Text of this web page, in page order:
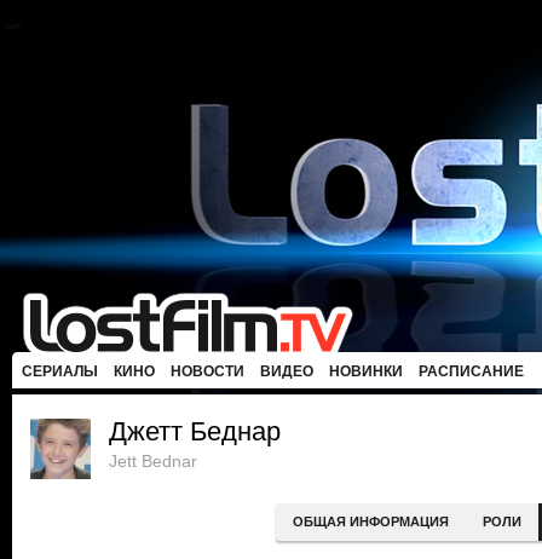
СЕРИАЛЫ КИНО НОВОСТИ ВИДЕО НОВИНКИ РАСПИСАНИЕ
Джетт Беднар
Jett Bednar
ОБЩАЯ ИНФОРМАЦИЯ РОЛИ